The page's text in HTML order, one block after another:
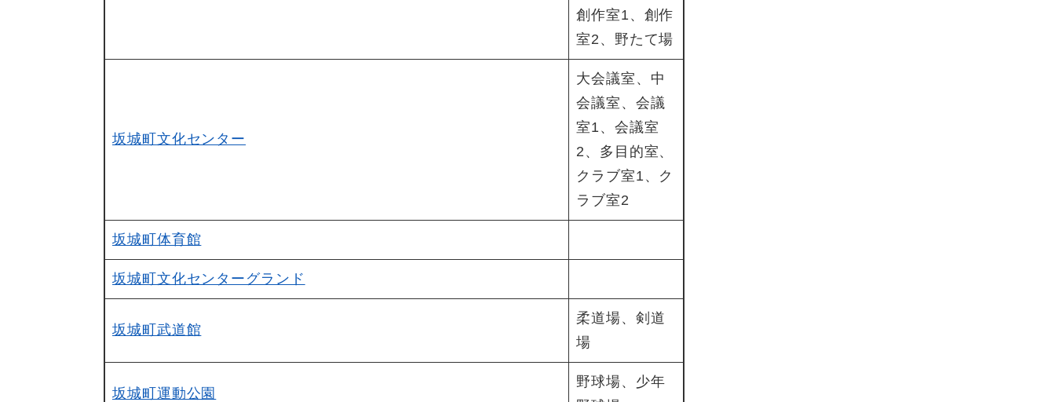
創作室1、創作
室2、野たて場
坂城町文化センター
大会議室、中
会議室、会議
室1、会議室
2、多目的室、
クラブ室1、ク
ラブ室2
坂城町体育館
坂城町文化センターグランド
坂城町武道館
柔道場、剣道
場
坂城町運動公園
野球場、少年